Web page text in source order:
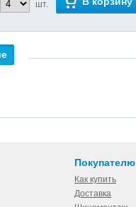
шт.
Покупателю
Как купить
Доставка